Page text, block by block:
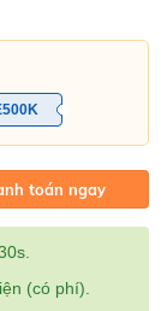
toán ngay
(có phí).